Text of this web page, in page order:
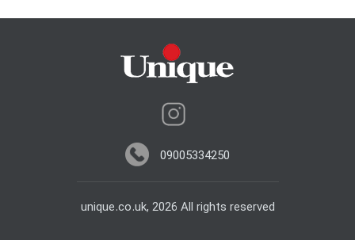
09005334250
unique.co.uk, 2026 All rights reserved